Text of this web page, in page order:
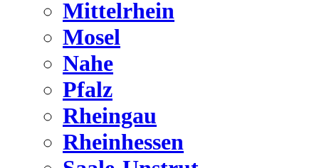
Mittelrhein
Mosel
Nahe
Pfalz
Rheingau
Rheinhessen